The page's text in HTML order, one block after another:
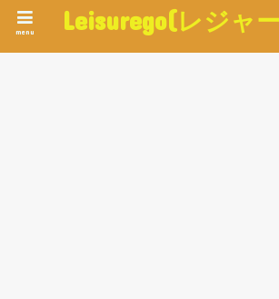
Leisurego(レジャ
menu